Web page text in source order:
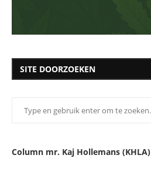
SITE DOORZOEKEN
Column mr. Kaj Hollemans (KHLA)